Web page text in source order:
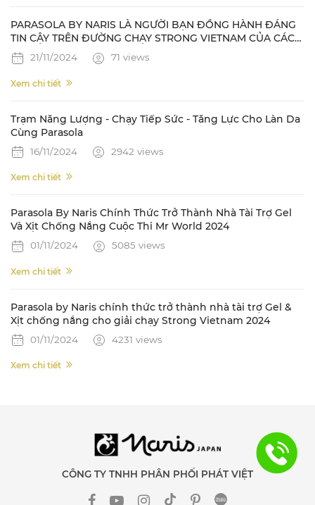
PARASOLA BY NARIS LÀ NGƯỜI BẠN ĐỒNG HÀNH ĐÁNG
TIN CẬY TRÊN ĐƯỜNG CHẠY STRONG VIETNAM CỦA CÁC
NAM VƯƠNG QUỐC TẾ
21/11/2024 71 views
Xem chi tiết
Trạm Năng Lượng - Chạy Tiếp Sức - Tăng Lực Cho Làn Da
Cùng Parasola
16/11/2024 2942 views
Xem chi tiết
Parasola By Naris Chính Thức Trở Thành Nhà Tài Trợ Gel
Và Xịt Chống Nắng Cuộc Thi Mr World 2024
01/11/2024 5085 views
Xem chi tiết
Parasola by Naris chính thức trở thành nhà tài trợ Gel &
Xịt chống nắng cho giải chạy Strong Vietnam 2024
01/11/2024 4231 views
Xem chi tiết
CÔNG TY TNHH PHÂN PHỐI PHÁT VIỆT